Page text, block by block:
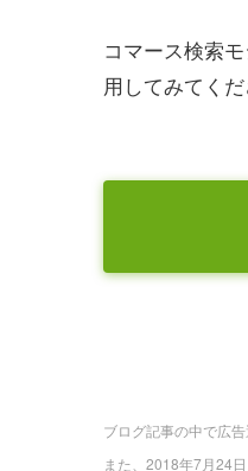
コマース検索
用してみてくだ
ブログ記事の中で広
また、2018年7月24